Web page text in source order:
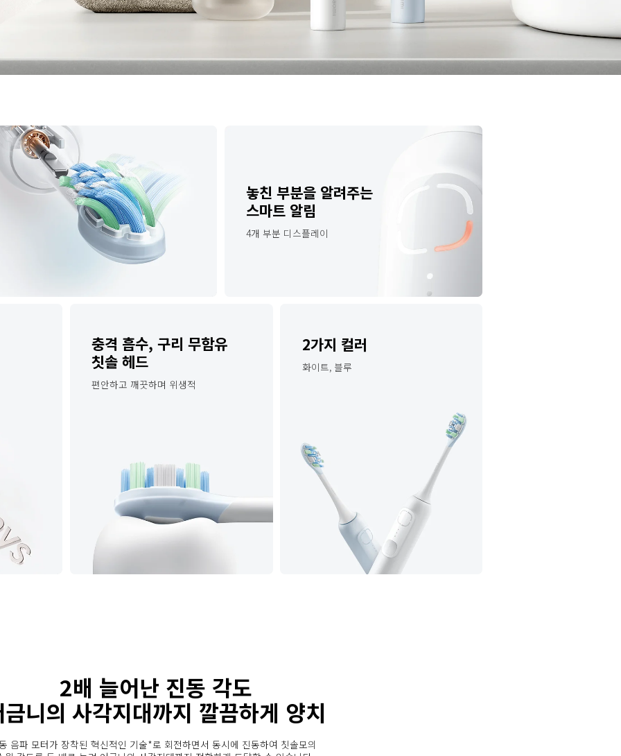
충격 흡수, 구리 무함유
칫솔 헤드
편안하고 깨끗하며 위생적
놓친 부분을 알려주는
스마트 알림
4개 부분 디스플레이
2가지 컬러
화이트, 블루
2배 늘어난 진동 각도
니의 사각지대까지 깔끔하게 양치
음파 모터가 장착된 혁신적인 기술*로 회전하면서 동시에 진동하여 칫솔모의